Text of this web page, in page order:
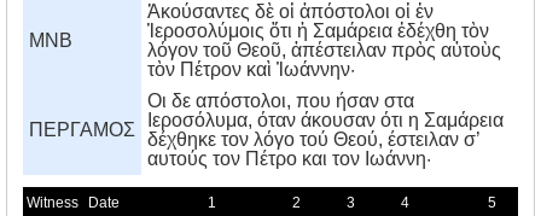
MNB
Ἀκούσαντες δὲ οἱ ἀπόστολοι οἱ ἐν
Ἱεροσολύμοις ὅτι ἡ Σαμάρεια ἐδέχθη τὸν
λόγον τοῦ Θεοῦ, ἀπέστειλαν πρὸς αὐτοὺς
τὸν Πέτρον καὶ Ἰωάννην·
ΠΕΡΓΑΜΟΣ
Oι δε απόστολοι, που ήσαν στα
Iεροσόλυμα, όταν άκουσαν ότι η Σαμάρεια
δέχθηκε τον λόγο τού Θεού, έστειλαν σ’
αυτούς τον Πέτρο και τον Iωάννη·
Witness Date 1 2 3 4 5